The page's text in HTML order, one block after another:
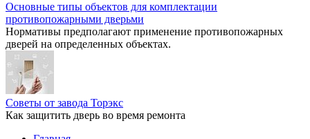
Основные типы объектов для комплектации
противопожарными дверьми
Нормативы предполагают применение противопожарных
дверей на определенных объектах.
Советы от завода Торэкс
Как защитить дверь во время ремонта